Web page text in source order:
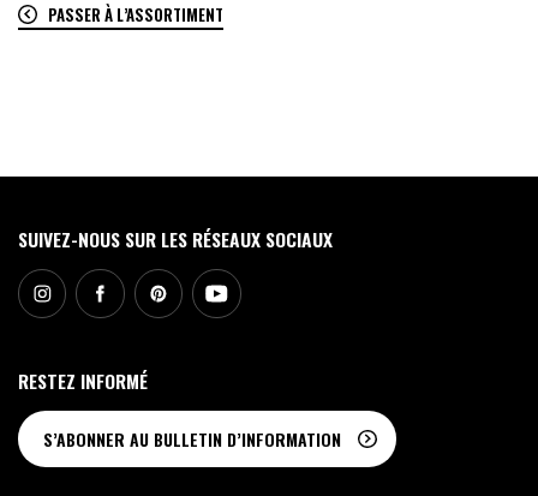
PASSER À L’ASSORTIMENT
SUIVEZ-NOUS SUR LES RÉSEAUX SOCIAUX
RESTEZ INFORMÉ
S’ABONNER AU BULLETIN D’INFORMATION